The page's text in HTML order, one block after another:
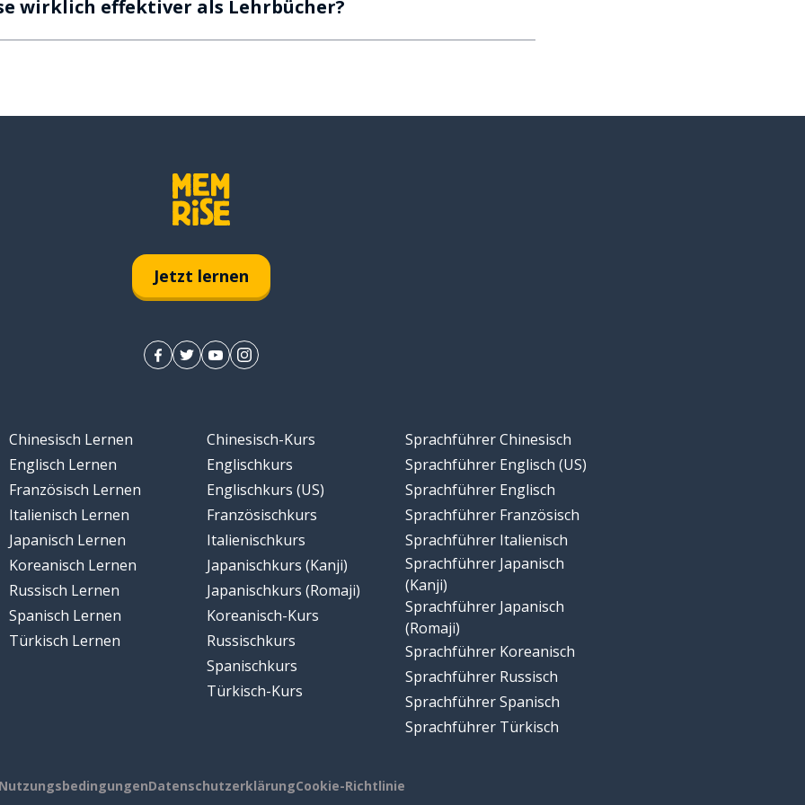
wirklich effektiver als Lehrbücher?
Jetzt lernen
Chinesisch Lernen
Englisch Lernen
Französisch Lernen
Italienisch Lernen
Japanisch Lernen
Koreanisch Lernen
Russisch Lernen
Spanisch Lernen
Türkisch Lernen
Chinesisch-Kurs
Englischkurs
Englischkurs (US)
Französischkurs
Italienischkurs
Japanischkurs (Kanji)
Japanischkurs (Romaji)
Koreanisch-Kurs
Russischkurs
Spanischkurs
Türkisch-Kurs
Sprachführer Chinesisch
Sprachführer Englisch (US)
Sprachführer Englisch
Sprachführer Französisch
Sprachführer Italienisch
Sprachführer Japanisch
(Kanji)
Sprachführer Japanisch
(Romaji)
Sprachführer Koreanisch
Sprachführer Russisch
Sprachführer Spanisch
Sprachführer Türkisch
NutzungsbedingungenDatenschutzerklärungCookie-Richtlinie